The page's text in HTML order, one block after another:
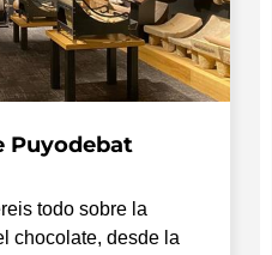
Puyodebat
todo sobre la
chocolate, desde la